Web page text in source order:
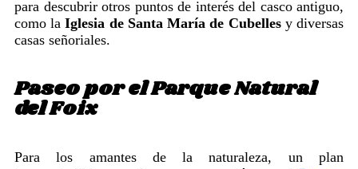
para descubrir otros puntos de interés del casco antiguo,
como laIglesia de Santa María de Cubellesy diversas
casas señoriales.
Paseo por el Parque Natural
del Foix
Para los amantes de la naturaleza, un plan